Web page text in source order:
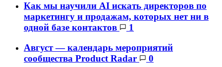
Как мы научили AI искать директоров по
маркетингу и продажам, которых нет ни в
одной базе контактов
1
Август — календарь мероприятий
сообщества Product Radar
0